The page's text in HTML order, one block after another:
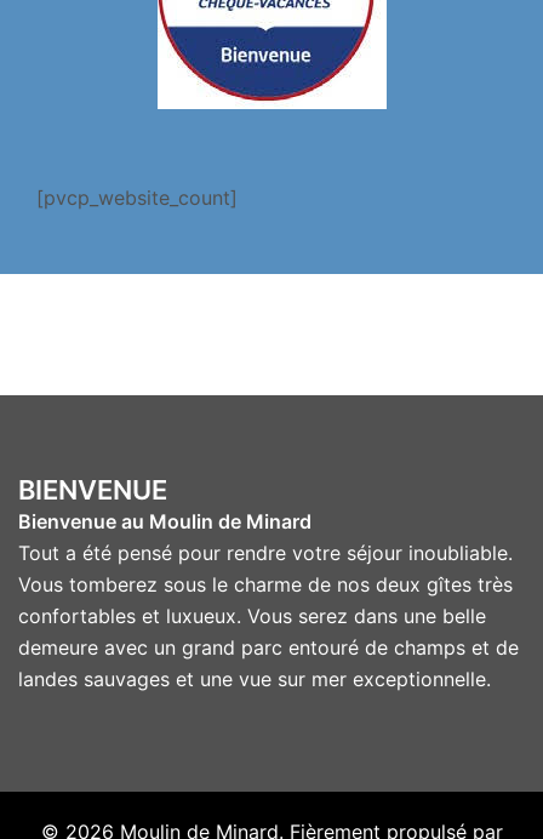
[pvcp_website_count]
BIENVENUE
Bienvenue au Moulin de Minard
Tout a été pensé pour rendre votre séjour inoubliable.
Vous tomberez sous le charme de nos deux gîtes très
confortables et luxueux. Vous serez dans une belle
demeure avec un grand parc entouré de champs et de
landes sauvages et une vue sur mer exceptionnelle.
© 2026 Moulin de Minard. Fièrement propulsé par